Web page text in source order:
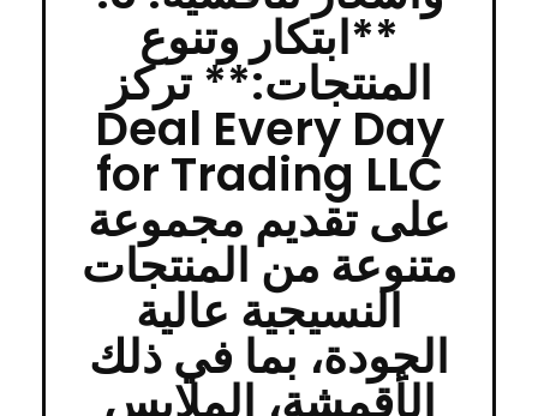
**ابتكار وتنوع
المنتجات:** تركز
Deal Every Day
for Trading LLC
على تقديم مجموعة
متنوعة من المنتجات
النسيجية عالية
الجودة، بما في ذلك
الأقمشة، الملابس